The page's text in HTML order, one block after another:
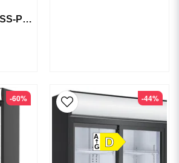
Drickakyl 160 Ltr SS-P160FA
-60%
D
A
G
-44%